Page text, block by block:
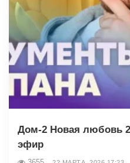
Дом-2 Новая любовь
эфир